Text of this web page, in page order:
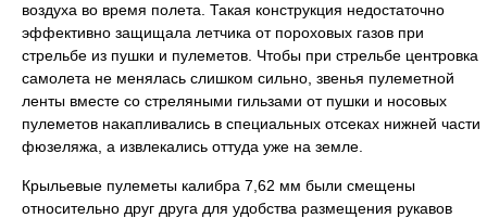
воздуха во время полета. Такая конструкция недостаточно
эффективно защищала летчика от пороховых газов при
стрельбе из пушки и пулеметов. Чтобы при стрельбе центровка
самолета не менялась слишком сильно, звенья пулеметной
ленты вместе со стреляными гильзами от пушки и носовых
пулеметов накапливались в специальных отсеках нижней части
фюзеляжа, а извлекались оттуда уже на земле.
Крыльевые пулеметы калибра 7,62 мм были смещены
относительно друг друга для удобства размещения рукавов